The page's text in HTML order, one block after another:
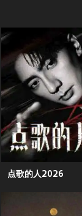
点歌的人2026